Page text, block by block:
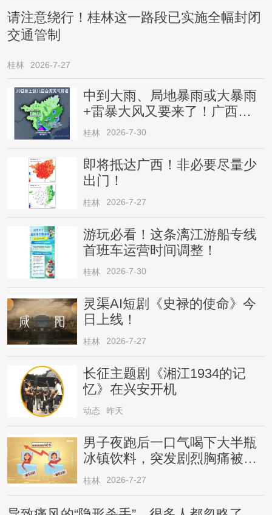
请注意绕行！桂林这一路段已实施全幅封闭
交通管制
桂林 2026-7-27
中到大雨、局地暴雨或大暴雨
+雷暴大风又要来了！广西人
请注意
桂林 2026-7-30
即将抵达广西！非必要尽量少
出门！
桂林 2026-7-27
游玩必看！这条漓江游船专线
首班车运营时间调整！
桂林 2026-7-30
灵渠AI短剧《史禄的使命》今
日上线！
桂林 2026-7-27
长征主题剧《湘江1934的记
忆》在兴安开机
动态 昨天
男子夜跑后一口气喝下大半瓶
冰镇饮料，突发剧烈胸痛被送
医！医生提醒→
桂林 2026-7-27